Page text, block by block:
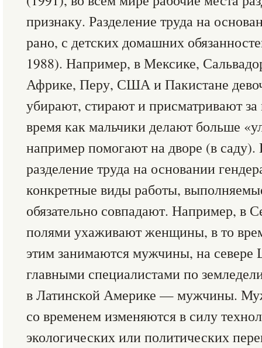
признаку. Разделение труда на
рано, с детских домашних
1988). Например, в Мексике,
Африке, Перу, США и Пакистане
убирают, стирают и присматривают
время как мальчики делают больше
например помогают на дворе (в саду).
разделение труда на основании
конкретные виды работы,
обязательно совпадают. Например, в
полями ухаживают женщины, в то
этим занимаются мужчины, на
главными специалистами по
в Латинской Америке — мужчины.
со временем изменяются в силу
экологических или политических